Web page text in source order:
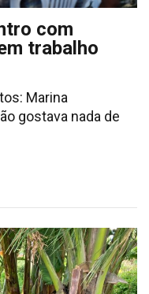
com
trabalho
Marina
gostava nada de